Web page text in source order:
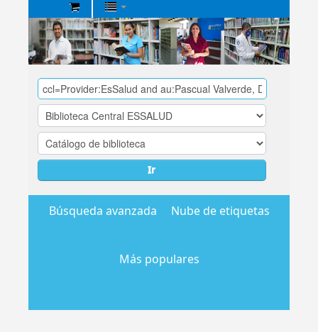
Biblioteca
Central
EsSalud
Ir
Búsqueda avanzada Nube de etiquetas
Más populares